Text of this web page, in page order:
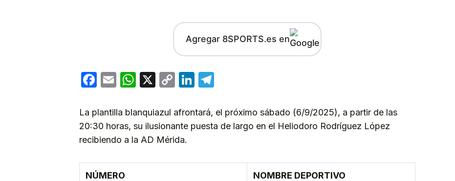
Agregar 8SPORTS.es en
Facebook
EmailWhatsApp
X
CopyLinkedIn
La plantilla blanquiazul afrontará, el próximo sábado (6/9/2025), a partir de las
20:30 horas, su ilusionante puesta de largo en el Heliodoro Rodríguez López
recibiendo a la AD Mérida.
NÚMERO NOMBRE DEPORTIVO